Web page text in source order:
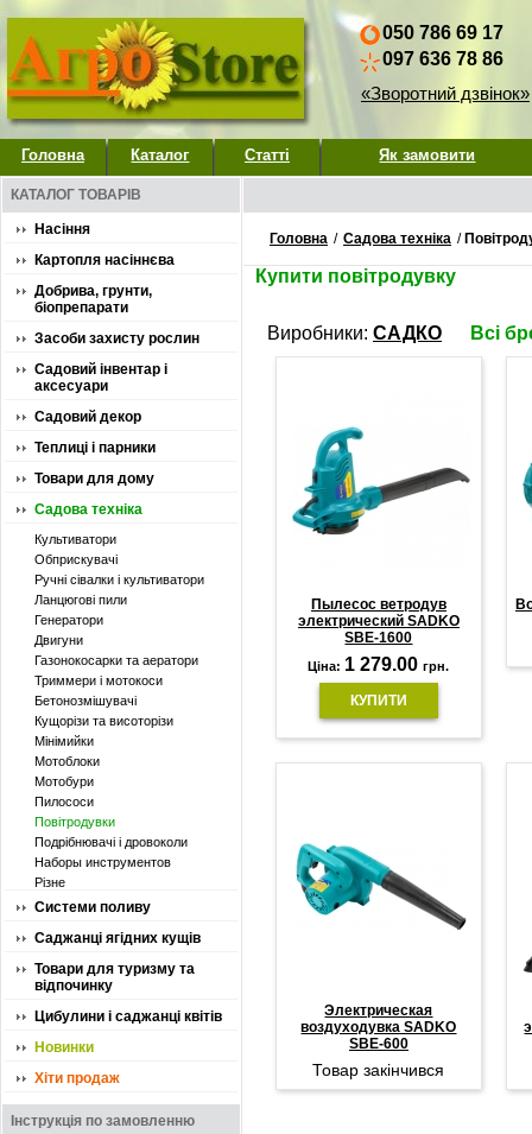
050 786 69 17
097 636 78 86
«Зворотний дзвінок»
Головна Каталог Статті Як замовити
КАТАЛОГ ТОВАРІВ
Насіння
Картопля насіннєва
Добрива, грунти,
біопрепарати
Засоби захисту рослин
Садовий інвентар і
аксесуари
Садовий декор
Теплиці і парники
Товари для дому
Садова техніка
Культиватори
Обприскувачі
Ручні сівалки і культиватори
Ланцюгові пили
Генератори
Двигуни
Газонокосарки та аератори
Триммери і мотокоси
Бетонозмішувачі
Кущорізи та висоторізи
Мінімийки
Мотоблоки
Мотобури
Пилососи
Повітродувки
Подрібнювачі і дровоколи
Наборы инструментов
Різне
Системи поливу
Саджанці ягідних кущів
Товари для туризму та
відпочинку
Цибулини і саджанці квітів
Новинки
Хіти продаж
Інструкція по замовленню
Головна / Садова техніка /
Купити повітродувку
Виробники: САДКО Всі
Пылесос ветродув
электрический SADKO
SBE-1600
Ціна: 1 279.00грн.
КУПИТИ
Электрическая
воздуходувка SADKO
SBE-600
Товар закінчився